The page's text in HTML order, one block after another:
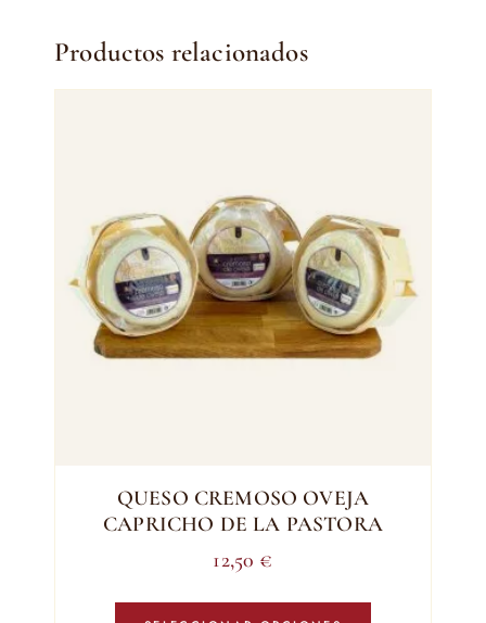
Productos relacionados
QUESO CREMOSO OVEJA
CAPRICHO DE LA PASTORA
12,50 €
Este